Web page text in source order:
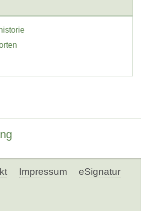
Impressum eSignatur